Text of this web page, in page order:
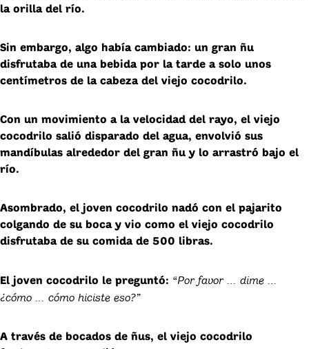
la orilla del río.
Sin embargo, algo había cambiado: un gran ñu
disfrutaba de una bebida por la tarde a solo unos
centímetros de la cabeza del viejo cocodrilo.
Con un movimiento a la velocidad del rayo, el viejo
cocodrilo salió disparado del agua, envolvió sus
mandíbulas alrededor del gran ñu y lo arrastró bajo el
río.
Asombrado, el joven cocodrilo nadó con el pajarito
colgando de su boca y vio como el viejo cocodrilo
disfrutaba de su comida de 500 libras.
El joven cocodrilo le preguntó: “Por favor … dime …
¿cómo … cómo hiciste eso?”
A través de bocados de ñus, el viejo cocodrilo